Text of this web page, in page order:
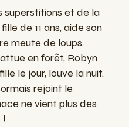
superstitions et de la
fille de 11 ans,aide son
meute de loups.
enforêt, Robyn
fille le jour, louve lanuit.
rejoint le
ne vient plus des
!